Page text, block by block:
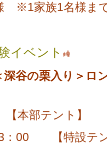
族1名様ま
イベント
谷の栗入り＞ロ
本部テント】
【特設テン